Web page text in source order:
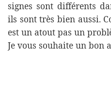
signes sont différents
ils sont très bien aussi.
est un atout pas un
Je vous souhaite un bon